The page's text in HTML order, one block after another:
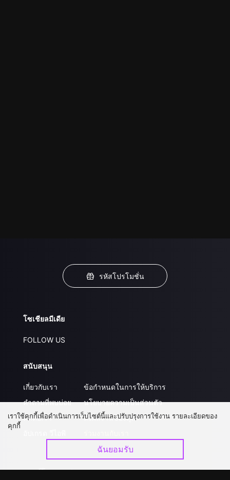
รหัสโปรโมชั่น
โซเชียลมีเดีย
FOLLOW US
สนับสนุน
เกี่ยวกับเรา
คำถามที่พบบ่อย
ติดต่อเรา
ข้อกำหนดในการให้บริการ
นโยบายความเป็นส่วนตัว
ส่งผลงานของคุณ
ดาวน์โหลดแอป
เราใช้คุกกี้เพื่อดำเนินการเว็บไซต์นี้และปรับปรุงการใช้งาน รายละเอียดของ
คุกกี้
ฉันยอมรับ